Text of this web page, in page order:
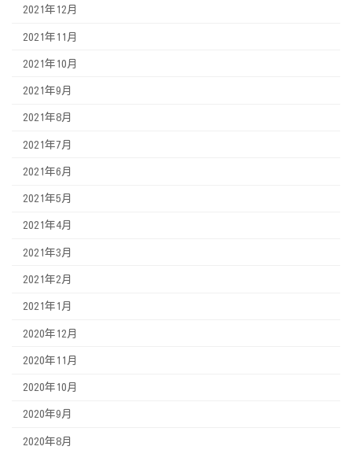
2021年12月
2021年11月
2021年10月
2021年9月
2021年8月
2021年7月
2021年6月
2021年5月
2021年4月
2021年3月
2021年2月
2021年1月
2020年12月
2020年11月
2020年10月
2020年9月
2020年8月